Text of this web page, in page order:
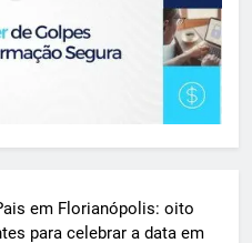
em Florianópolis: oito
para celebrar a data em